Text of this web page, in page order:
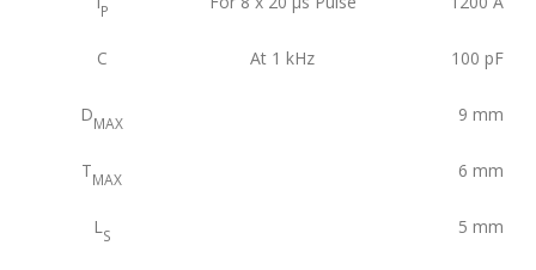
P
C At 1 kHz 100 pF
DMAX 9 mm
TMAX 6 mm
LS 5 mm